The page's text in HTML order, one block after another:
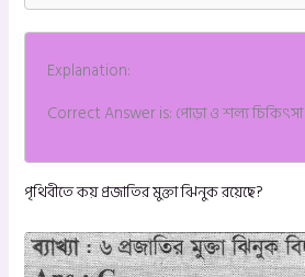
Explanation:
Correct Answer is: পোড়া ও শল্য চিকিৎসা
পৃথিবীতে কয় প্রজাতির মুক্তা ঝিনুক রয়েছে?